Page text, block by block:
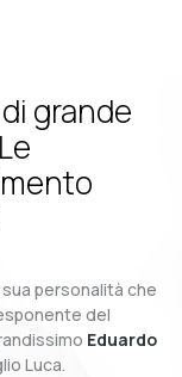
grande
personalità che
del
Eduardo
Luca.